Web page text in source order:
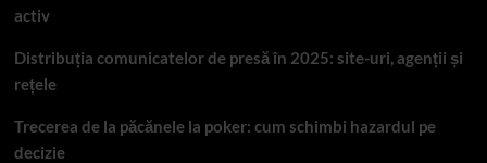
activ
Distribuția comunicatelor de presă în 2025: site-uri, agenții și
rețele
Trecerea de la păcănele la poker: cum schimbi hazardul pe
decizie